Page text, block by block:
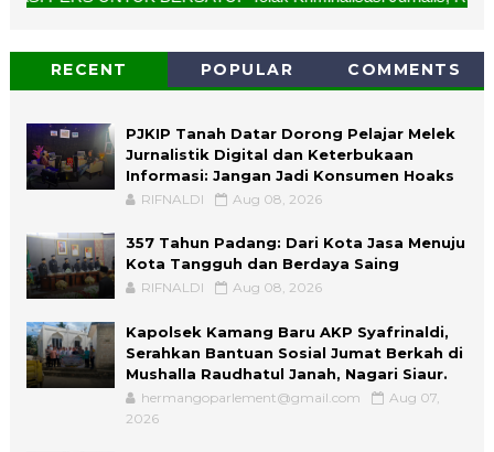
RECENT POPULAR COMMENTS
PJKIP Tanah Datar Dorong Pelajar Melek
Jurnalistik Digital dan Keterbukaan
Informasi: Jangan Jadi Konsumen Hoaks
RIFNALDI Aug 08, 2026
357 Tahun Padang: Dari Kota Jasa Menuju
Kota Tangguh dan Berdaya Saing
RIFNALDI Aug 08, 2026
Kapolsek Kamang Baru AKP Syafrinaldi,
Serahkan Bantuan Sosial Jumat Berkah di
Mushalla Raudhatul Janah, Nagari Siaur.
hermangoparlement@gmail.com
Aug 07,
2026